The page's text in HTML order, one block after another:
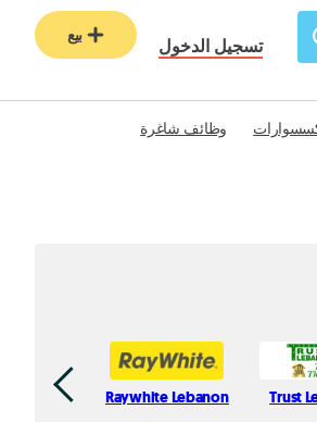
تسجيل الدخول
بيع
وظائف شاغرة
Raywhite Lebanon Trust